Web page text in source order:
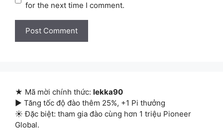
for the next time I comment.
★ Mã mời chính thức: lekka90
▶ Tăng tốc độ đào thêm 25%, +1 Pi thưởng
☀ Đặc biệt: tham gia đào cùng hơn 1 triệu Pioneer
Global.